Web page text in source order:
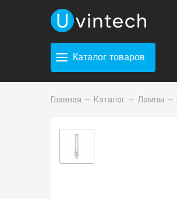
Каталог товаров
Главная Каталог Лампы